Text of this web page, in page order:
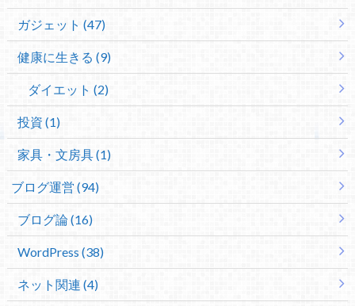
ガジェット (47)
健康に生きる (9)
ダイエット (2)
投資 (1)
家具・文房具 (1)
ブログ運営 (94)
ブログ論 (16)
WordPress (38)
ネット関連 (4)